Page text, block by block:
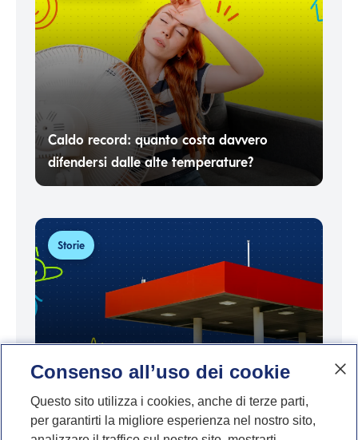
Caldo record: quanto costa davvero
difendersi dalle alte temperature?
Storie
Dire no al futuro: perché il risparmio è una
scelta, non una questione di reddito
Consenso all’uso dei cookie
Questo sito utilizza i cookies, anche di terze parti,
per garantirti la migliore esperienza nel nostro sito,